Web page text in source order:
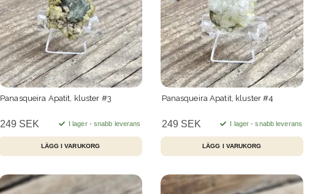
Panasqueira Apatit, kluster #3
249 SEK I lager - snabb leverans
Panasqueira Apatit, kluster #4
249 SEK I lager - snabb leverans